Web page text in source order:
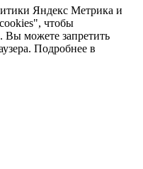
Яндекс Метрика и
чтобы
Вы можете запретить
Подробнее в